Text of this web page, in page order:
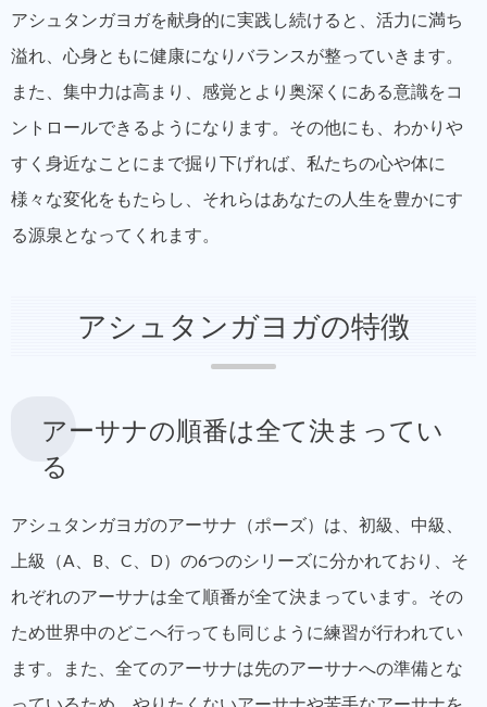
アシュタンガヨガを献身的に実践し続けると、活力に満ち
溢れ、心身ともに健康になりバランスが整っていきます。
また、集中力は高まり、感覚とより奥深くにある意識をコ
ントロールできるようになります。その他にも、わかりや
すく身近なことにまで掘り下げれば、私たちの心や体に
様々な変化をもたらし、それらはあなたの人生を豊かにす
る源泉となってくれます。
アシュタンガヨガの特徴
アーサナの順番は全て決まってい
る
アシュタンガヨガのアーサナ（ポーズ）は、初級、中級、
上級（A、B、C、D）の6つのシリーズに分かれており、そ
れぞれのアーサナは全て順番が全て決まっています。その
ため世界中のどこへ行っても同じように練習が行われてい
ます。また、全てのアーサナは先のアーサナへの準備とな